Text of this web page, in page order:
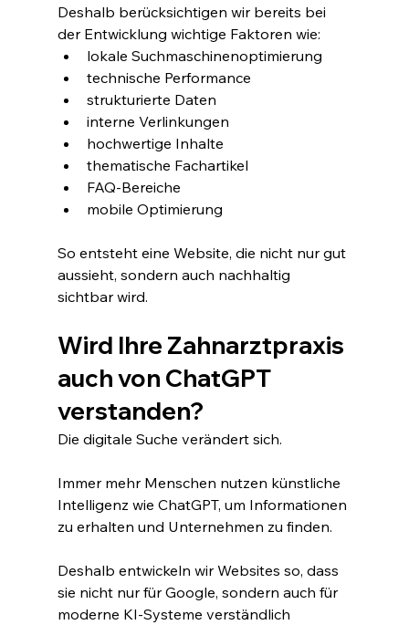
Deshalb berücksichtigen wir bereits bei
der Entwicklung wichtige Faktoren wie:
lokale Suchmaschinenoptimierung
technische Performance
strukturierte Daten
interne Verlinkungen
hochwertige Inhalte
thematische Fachartikel
FAQ-Bereiche
mobile Optimierung
So entsteht eine Website, die nicht nur gut
aussieht, sondern auch nachhaltig
sichtbar wird.
Wird Ihre Zahnarztpraxis
auch von ChatGPT
verstanden?
Die digitale Suche verändert sich.
Immer mehr Menschen nutzen künstliche
Intelligenz wie ChatGPT, um Informationen
zu erhalten und Unternehmen zu finden.
Deshalb entwickeln wir Websites so, dass
sie nicht nur für Google, sondern auch für
moderne KI-Systeme verständlich